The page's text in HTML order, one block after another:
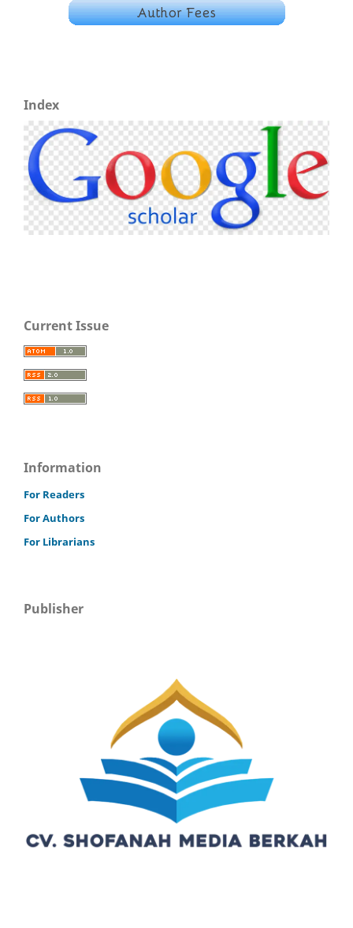
Index
Current Issue
Information
For Readers
For Authors
For Librarians
Publisher